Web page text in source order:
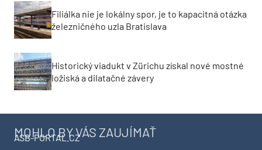
Filiálka nie je lokálny spor, je to kapacitná otázka
železničného uzla Bratislava
Historický viadukt v Zürichu získal nové mostné
ložiská a dilatačné závery
MOHLO BY VÁS ZAUJÍMAŤ
ASB-PORTAL.CZ